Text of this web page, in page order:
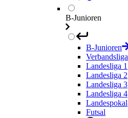
B-Junioren
B-Junioren
Verbandsliga
Landesliga 1
Landesliga 2
Landesliga 3
Landesliga 4
Landespokal
Futsal